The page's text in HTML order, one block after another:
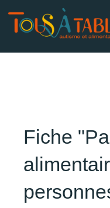
Fiche